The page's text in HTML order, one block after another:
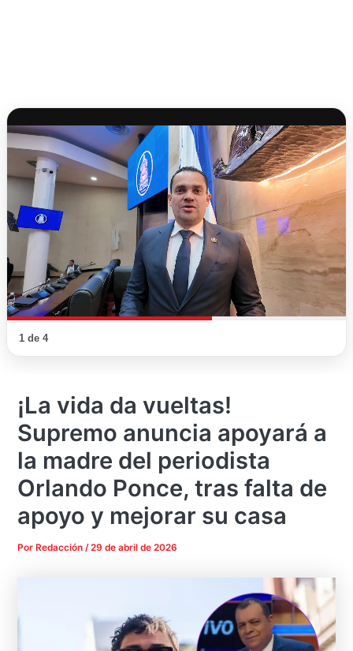
1 de 4
¡La vida da vueltas!
Supremo anuncia apoyará a
la madre del periodista
Orlando Ponce, tras falta de
apoyo y mejorar su casa
Por Redacción/29 de abril de 2026